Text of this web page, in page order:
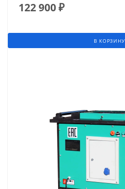
122 900₽
В КОРЗИНУ